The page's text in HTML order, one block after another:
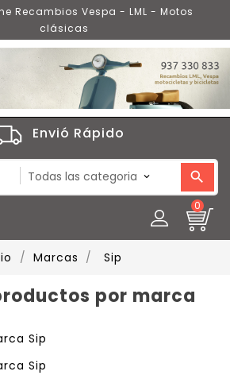
Recambios Vespa - LML - Motos
clásicas
Envió Rápido
0
Marcas Sip
por marca
Sip
Sip